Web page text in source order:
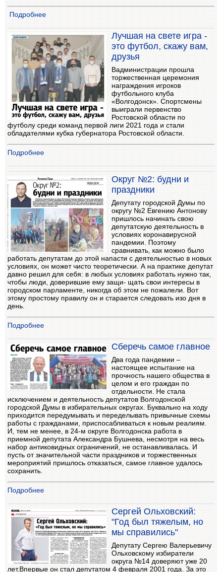
Подробнее
Лучшая на свете игра -
это футбол, скажу вам,
друзья
Вадминистрации прошла
торжественная церемония
награждения игроков
футбольного клуба
«Волгодонск». Спортсмены
выиграли первенство
Ростовской области по
футболу среди команд первой лиги 2021 года и стали
обладателями кубка губернатора Ростовской области.
Подробнее
Округ №2: будни и
праздники
Депутату городской Думы по
округу №2 Евгению Антонову
пришлось начинать свою
депутатскую деятельность в
условиях коронавирусной
пандемии. Поэтому
сравнивать, как можно было
работать депутатам до этой напасти с деятельностью в новых
условиях, он может чисто теоретически. А на практике депутат
давно решил для себя: в любых условиях работать нужно так,
чтобы люди, доверившие ему защи- щать свои интересы в
городском парламенте, никогда об этом не пожалели. Вот
этому простому правилу он и старается следовать изо дня в
день.
Подробнее
Сберечь самое главное
Два года пандемии –
настоящее испытание на
прочность нашего общества в
целом и его граждан по
отдельности. Не стала
исключением и деятельность депутатов Волгодонской
городской Думы в избирательных округах. Буквально на ходу
приходится передумывать и переделывать привычные схемы
работы с гражданами, приспосабливаться к новым реалиям.
И, тем не менее, в 24-м округе Волгодонска работа в
приемной депутата Александра Бушнева, несмотря на весь
набор антиковидных ограничений, не останавливалась. И
пусть от значительной части праздников и торжественных
мероприятий пришлось отказаться, самое главное удалось
сохранить.
Подробнее
Сергей Ольховский:
"Год был тяжелым, но
мы справились"
Депутату Сергею Валерьевичу
Ольховскому избиратели
округа №14 доверяют уже 20
лет.Впервые он стал депутатом 4 февраля 2001 года. За это